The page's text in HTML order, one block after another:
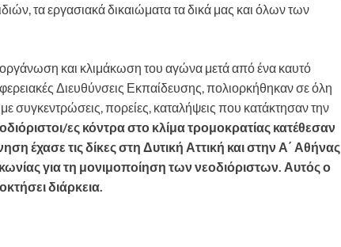
τα εργασιακά δικαιώματα τα δικά μας και όλων των
και κλιμάκωση του αγώνα μετά από ένα καυτό
Διευθύνσεις Εκπαίδευσης, πολιορκήθηκαν σε όλη
συγκεντρώσεις, πορείες, καταλήψεις που κατάκτησαν την
ες κόντρα στο κλίμα τρομοκρατίας κατέθεσαν
έχασε τις δίκες στη Δυτική Αττική και στην Α΄ Αθήνας
για τη μονιμοποίηση των νεοδιόριστων. Αυτός ο
διάρκεια.